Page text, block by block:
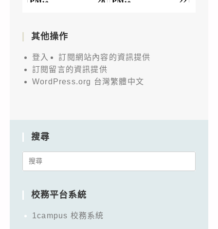
其他操作
登入
訂閱網站內容的資訊提供
訂閱留言的資訊提供
WordPress.org 台灣繁體中文
搜尋
Search
校務平台系統
1campus 校務系統